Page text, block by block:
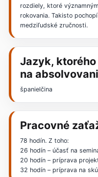
rozdiely, ktoré
rokovania. Takisto
medziľudské zručnosti.
Jazyk,
na
španielčina
Pracovné
78 hodín. Z toho:
26 hodín – účasť na
20 hodín – príprava
32 hodín – príprava na